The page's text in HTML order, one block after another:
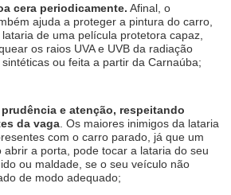
cera periodicamente. Afinal, o
ajuda a proteger a pintura do carro,
de uma película protetora capaz,
os raios UVA e UVB da radiação
ou feita a partir da Carnaúba;
e atenção, respeitando
da vaga . Os maiores inimigos da lataria
com o carro parado, já que um
abrir a porta, pode tocar a lataria do seu
ou maldade, se o seu veículo não
de modo adequado;